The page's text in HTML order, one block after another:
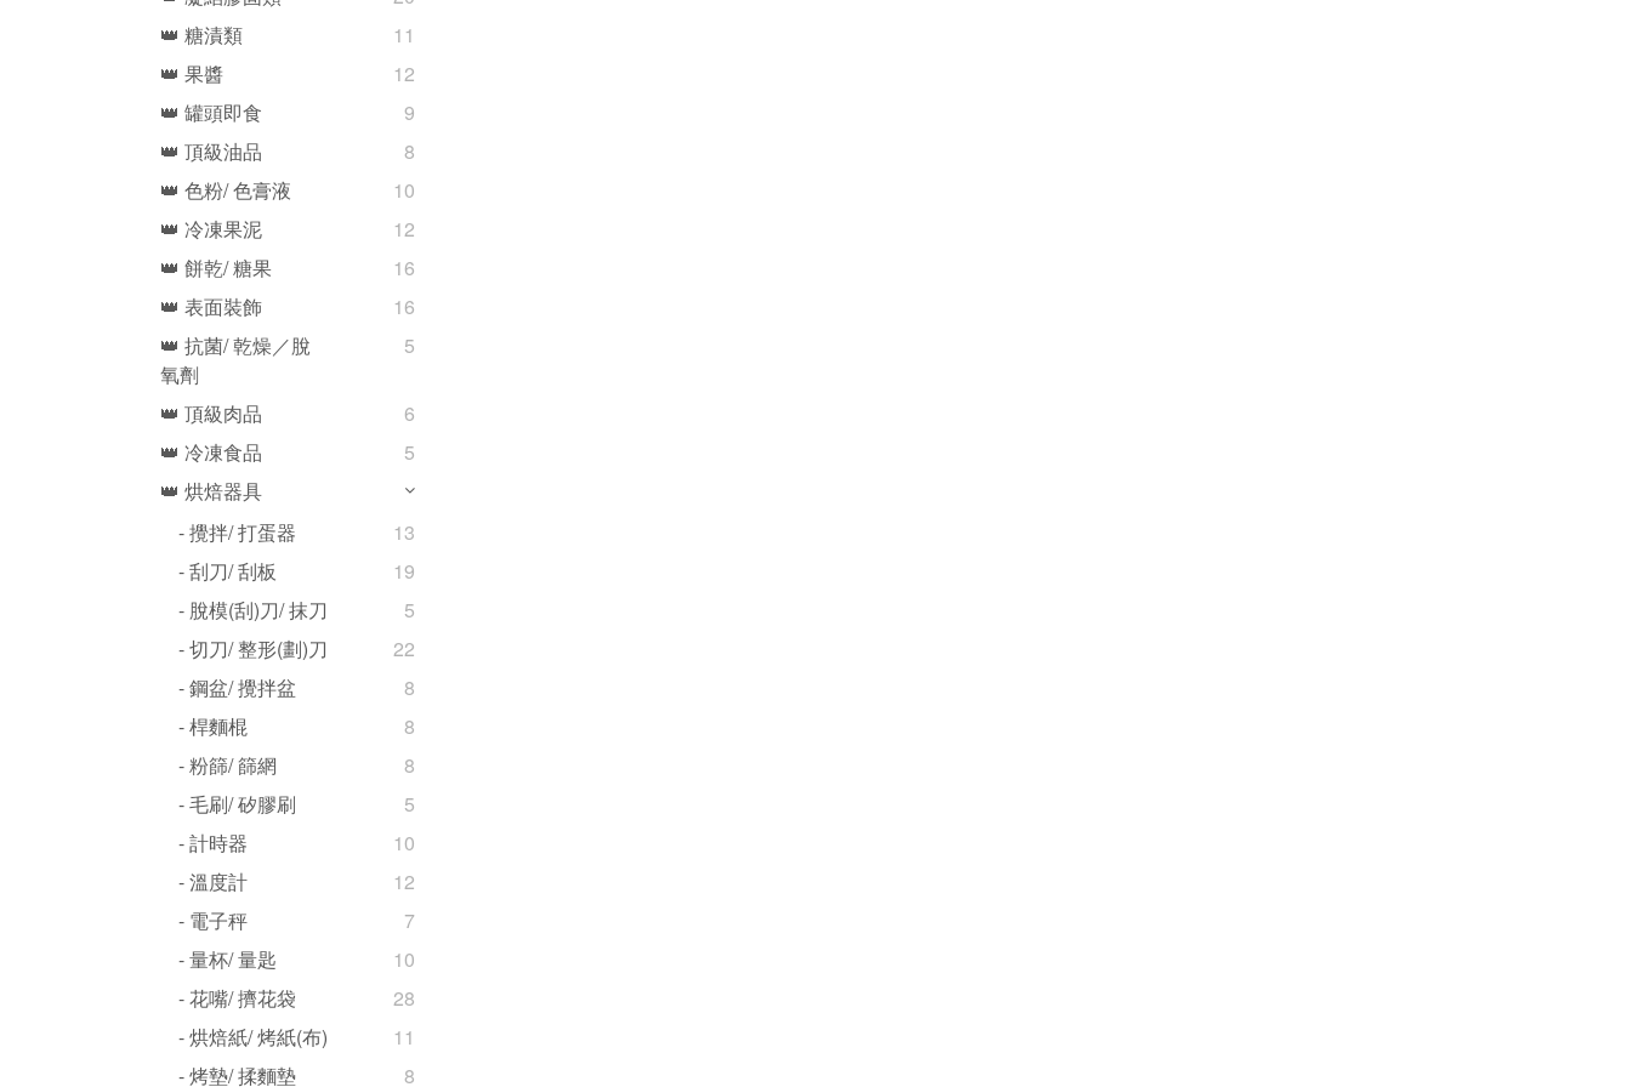
👑 糖漬類
11
👑 果醬
12
👑 罐頭即食
9
👑 頂級油品
8
👑 色粉/ 色膏液
10
👑 冷凍果泥
12
👑 餅乾/ 糖果
16
👑 表面裝飾
16
👑 抗菌/ 乾燥／脫
氧劑
5
👑 頂級肉品
6
👑 冷凍食品
5
👑 烘焙器具
- 攪拌/ 打蛋器
13
- 刮刀/ 刮板
19
- 脫模(刮)刀/ 抹刀
5
- 切刀/ 整形(劃)刀
22
- 鋼盆/ 攪拌盆
8
- 桿麵棍
8
- 粉篩/ 篩網
8
- 毛刷/ 矽膠刷
5
- 計時器
10
- 溫度計
12
- 電子秤
7
- 量杯/ 量匙
10
- 花嘴/ 擠花袋
28
- 烘焙紙/ 烤紙(布)
11
- 烤墊/ 揉麵墊
8